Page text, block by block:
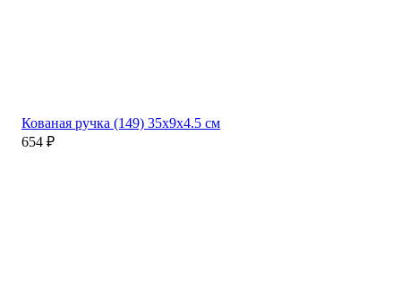
Кованая ручка (149) 35x9x4.5 см
654 ₽